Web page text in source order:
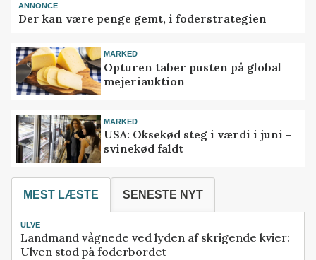
ANNONCE
Der kan være penge gemt, i foderstrategien
MARKED
Opturen taber pusten på global
mejeriauktion
MARKED
USA: Oksekød steg i værdi i juni –
svinekød faldt
MEST LÆSTE SENESTE NYT
ULVE
Landmand vågnede ved lyden af skrigende kvier:
Ulven stod på foderbordet